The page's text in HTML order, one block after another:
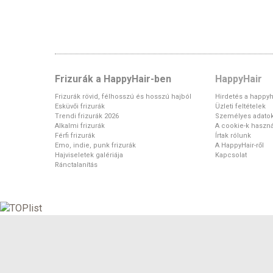
Frizurák a HappyHair-ben
Frizurák rövid, félhosszú és hosszú hajból
Esküvői frizurák
Trendi frizurák 2026
Alkalmi frizurák
Férfi frizurák
Emo, indie, punk frizurák
Hajviseletek galériája
Ránctalanítás
HappyHair
Hirdetés a
Üzleti feltételek
Személyes
A cookie-k
Írtak rólunk
A HappyHair-ről
Kapcsolat